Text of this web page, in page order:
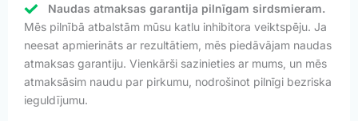
Naudas atmaksas garantija pilnīgam sirdsmieram.
Mēs pilnībā atbalstām mūsu katlu inhibitora veiktspēju. Ja
neesat apmierināts ar rezultātiem, mēs piedāvājam naudas
atmaksas garantiju. Vienkārši sazinieties ar mums, un mēs
atmaksāsim naudu par pirkumu, nodrošinot pilnīgi bezriska
ieguldījumu.